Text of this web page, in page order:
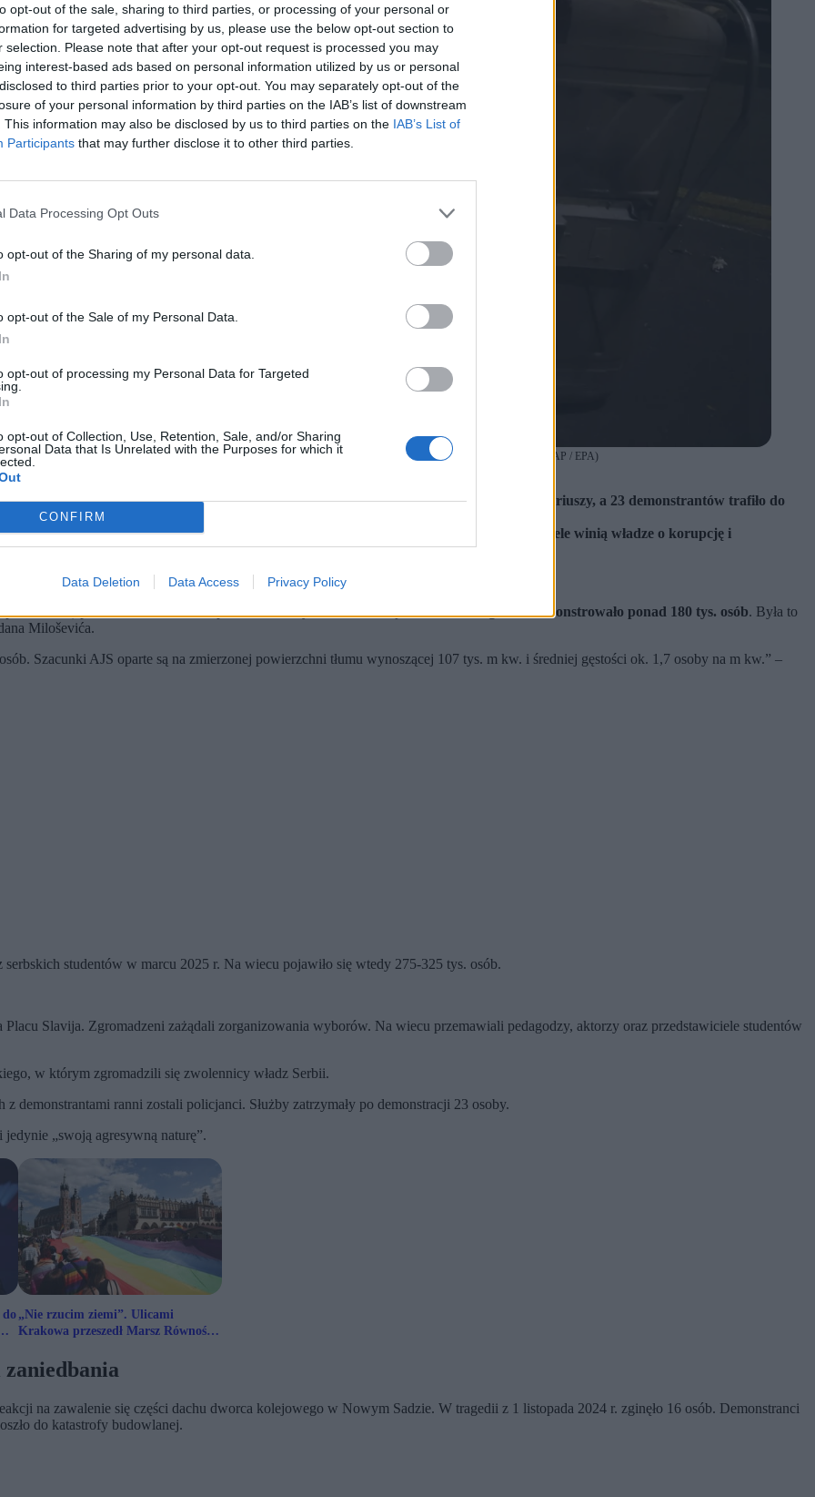
opt-out of the sale, sharing to third parties, or processing of your personal or
for targeted advertising by us, please use the below opt-out section to
selection. Please note that after your opt-out request is processed you may
interest-based ads based on personal information utilized by us or personal
to third parties prior to your opt-out. You may separately opt-out of the
of your personal information by third parties on the IAB’s list of downstream
This information may also be disclosed by us to third parties on the IAB’s List of
Participants that may further disclose it to other third parties.
Data Processing Opt Outs
opt-out of the Sharing of my personal data.
opt-out of the Sale of my Personal Data.
opt-out of processing my Personal Data for Targeted
opt-out of Collection, Use, Retention, Sale, and/or Sharing
Data that Is Unrelated with the Purposes for which it
CONFIRM
Data Deletion Data Access Privacy Policy
pozycje po masowym antyrządowym wiecu studenckim w Belgradzie w Serbii. 23 maja 2026 r. (fot. ANDREJ CUKIC / PAP / EPA)
na placu Slavija i w okolicach protestowało od 180 do 190 tysięcy osób.
sprawiedliwości doszło do zamieszek z policją; rannych zostało kilku funkcjonariuszy, a 23 demonstrantów trafiło do
na katastrofę budowlaną na dworcu kolejowym, w której zginęło 16 osób. Obywatele winią władze o korupcję i
na ulicach Belgradu demonstrowało ponad 180 tys. osób. Była to
Miloševića.
Szacunki AJS oparte są na zmierzonej powierzchni tłumu wynoszącej 107 tys. m kw. i średniej gęstości ok. 1,7 osoby na m kw.” –
studentów w marcu 2025 r. Na wiecu pojawiło się wtedy 275-325 tys. osób.
Slavija. Zgromadzeni zażądali zorganizowania wyborów. Na wiecu przemawiali pedagodzy, aktorzy oraz przedstawiciele studentów
w którym zgromadzili się zwolennicy władz Serbii.
z demonstrantami ranni zostali policjanci. Służby zatrzymały po demonstracji 23 osoby.
jedynie „swoją agresywną naturę”.
„Nie rzucim ziemi”. Ulicami
Krakowa przeszedł Marsz Równości
na zawalenie się części dachu dworca kolejowego w Nowym Sadzie. W tragedii z 1 listopada 2024 r. zginęło 16 osób. Demonstranci
do katastrofy budowlanej.